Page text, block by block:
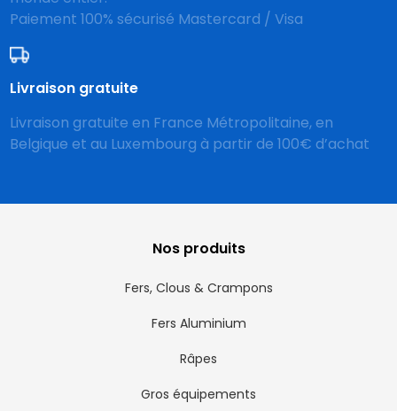
Paiement 100% sécurisé Mastercard / Visa
Livraison gratuite
Livraison gratuite en France Métropolitaine, en
Belgique et au Luxembourg à partir de 100€ d’achat
Nos produits
Fers, Clous & Crampons
Fers Aluminium
Râpes
Gros équipements